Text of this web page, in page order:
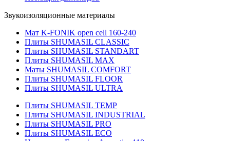
Звукоизоляционные материалы
Мат K-FONIK open cell 160-240
Плиты SHUMASIL CLASSIC
Плиты SHUMASIL STANDART
Плиты SHUMASIL MAX
Маты SHUMASIL COMFORT
Плиты SHUMASIL FLOOR
Плиты SHUMASIL ULTRA
Плиты SHUMASIL TEMP
Плиты SHUMASIL INDUSTRIAL
Плиты SHUMASIL PRO
Плиты SHUMASIL ECO